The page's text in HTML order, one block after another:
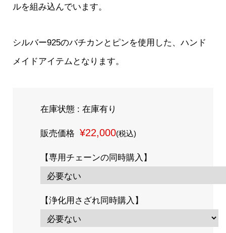
ルを組み込んでいます。
シルバー925のバチカンとピンを使用した、ハンド
メイドアイテムとなります。
在庫状態 : 在庫有り
販売価格 ¥22,000(税込)
【専用チェーンの同時購入】
【浄化用さざれ同時購入】